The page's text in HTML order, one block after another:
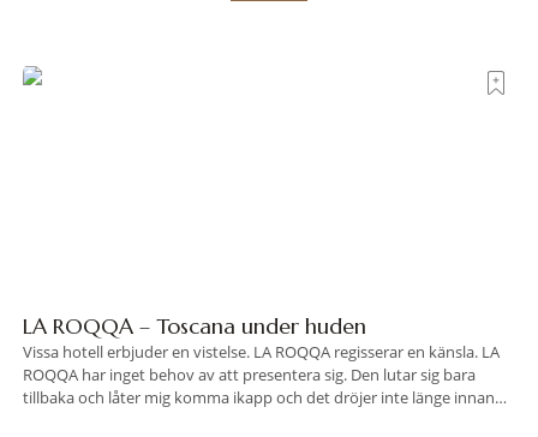
LA ROQQA – Toscana under huden
Vissa hotell erbjuder en vistelse. LA ROQQA regisserar en känsla. LA
ROQQA har inget behov av att presentera sig. Den lutar sig bara
tillbaka och låter mig komma ikapp och det dröjer inte länge innan